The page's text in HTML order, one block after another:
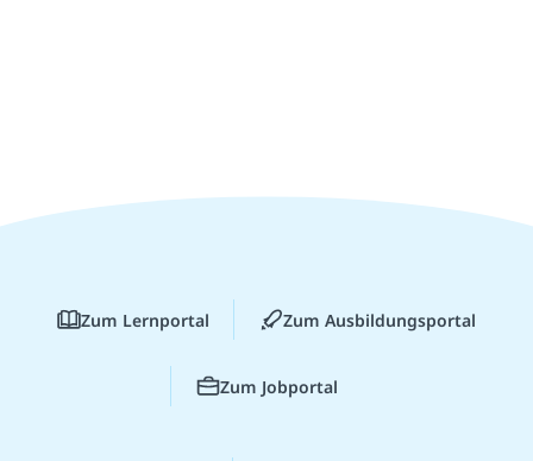
Zum Lernportal Zum Ausbildungsportal
Zum Jobportal